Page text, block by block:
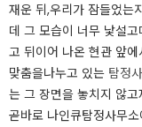
재운 뒤,​우리가 잠들었는
데 그 모습이 너무 낯설
고 뒤이어 나온 현관 앞
맞춤을​나누고 있는 탐정
는 그 장면을 놓치지 않
곧바로 나인큐탐정사무